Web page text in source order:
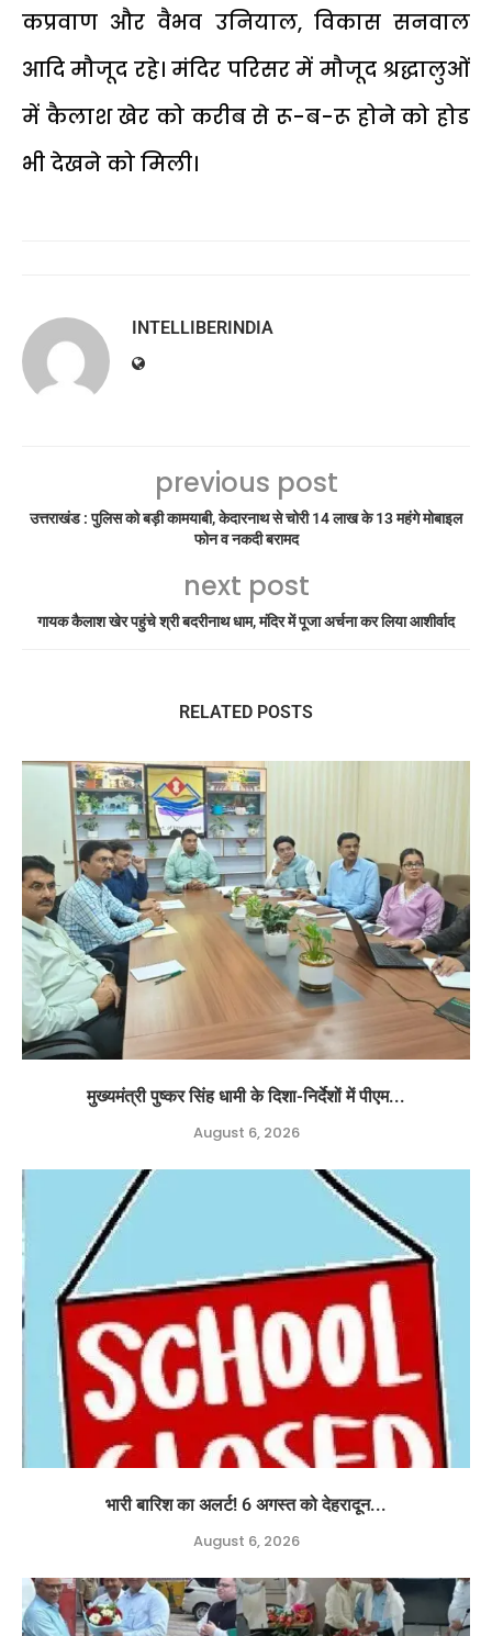
कप्रवाण और वैभव उनियाल, विकास सनवाल
आदि मौजूद रहे। मंदिर परिसर में मौजूद श्रद्धालुओं
में कैलाश खेर को करीब से रू-ब-रू होने को होड
भी देखने को मिली।
INTELLIBERINDIA
previous post
उत्तराखंड : पुलिस को बड़ी कामयाबी, केदारनाथ से चोरी 14 लाख के 13 महंगे मोबाइल
फोन व नकदी बरामद
next post
गायक कैलाश खेर पहुंचे श्री बदरीनाथ धाम, मंदिर में पूजा अर्चना कर लिया आशीर्वाद
RELATED POSTS
मुख्यमंत्री पुष्कर सिंह धामी के दिशा-निर्देशों में पीएम...
August 6, 2026
भारी बारिश का अलर्ट! 6 अगस्त को देहरादून...
August 6, 2026